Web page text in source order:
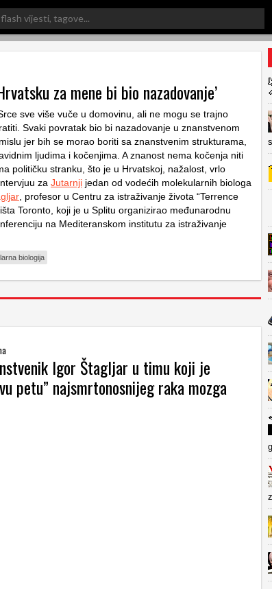
za mene bi bio nazadovanje’
sve više vuče u domovinu, ali ne mogu se trajno
Svaki povratak bio bi nazadovanje u znanstvenom
jer bih se morao boriti sa znanstvenim strukturama,
ljudima i kočenjima. A znanost nema kočenja niti
političku stranku, što je u Hrvatskoj, nažalost, vrlo
za Jutarnji jedan od vodećih molekularnih biologa
, profesor u Centru za istraživanje života “Terrence
Toronto, koji je u Splitu organizirao međunarodnu
na Mediteranskom institutu za istraživanje
biologija
Igor Štagljar u timu koji je
petu” najsmrtonosnijeg raka mozga